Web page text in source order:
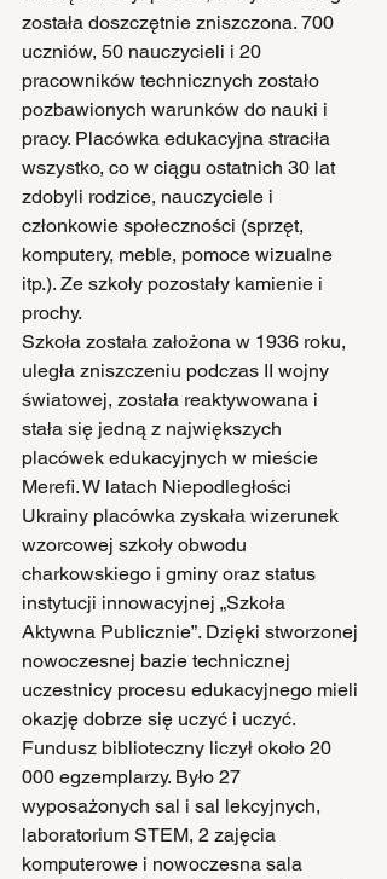
została doszczętnie zniszczona. 700
uczniów, 50 nauczycieli i 20
pracowników technicznych zostało
pozbawionych warunków do nauki i
pracy. Placówka edukacyjna straciła
wszystko, co w ciągu ostatnich 30 lat
zdobyli rodzice, nauczyciele i
członkowie społeczności (sprzęt,
komputery, meble, pomoce wizualne
itp.). Ze szkoły pozostały kamienie i
prochy.
Szkoła została założona w 1936 roku,
uległa zniszczeniu podczas II wojny
światowej, została reaktywowana i
stała się jedną z największych
placówek edukacyjnych w mieście
Merefi. W latach Niepodległości
Ukrainy placówka zyskała wizerunek
wzorcowej szkoły obwodu
charkowskiego i gminy oraz status
instytucji innowacyjnej „Szkoła
Aktywna Publicznie”. Dzięki stworzonej
nowoczesnej bazie technicznej
uczestnicy procesu edukacyjnego mieli
okazję dobrze się uczyć i uczyć.
Fundusz biblioteczny liczył około 20
000 egzemplarzy. Było 27
wyposażonych sal i sal lekcyjnych,
laboratorium STEM, 2 zajęcia
komputerowe i nowoczesna sala